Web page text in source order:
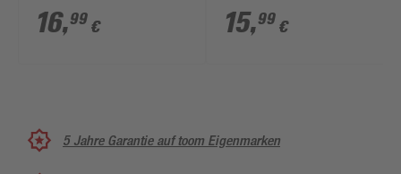
16,99 €
Edelstahl
15,99 €
5 Jahre Garantie auf toom Eigenmarken